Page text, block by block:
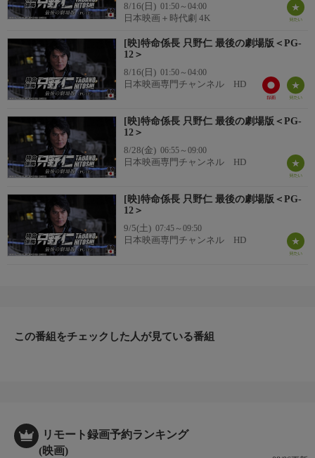
8/16(日) 01:50～04:00
日本映画＋時代劇 4K
[映]特命係長 只野仁 最後の劇場版＜PG-
12＞
8/16(日) 01:50～04:00
日本映画専門チャンネル HD
[映]特命係長 只野仁 最後の劇場版＜PG-
12＞
8/28(金) 06:55～09:00
日本映画専門チャンネル HD
[映]特命係長 只野仁 最後の劇場版＜PG-
12＞
9/5(土) 07:45～09:50
日本映画専門チャンネル HD
この番組をチェックした人が見ている番組
リモート録画予約ランキング
(映画)